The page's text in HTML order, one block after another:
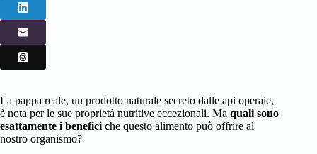
La pappa reale, un prodotto naturale secreto dalle api operaie,
è nota per le sue proprietà nutritive eccezionali. Ma quali sono
esattamente i benefici che questo alimento può offrire al
nostro organismo?